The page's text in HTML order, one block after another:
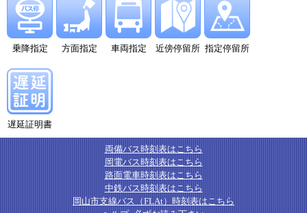
乗降指定 方面指定 車両指定 近傍停留所 指定停留所
遅延証明書
両備バス時刻表はこちら
岡電バス時刻表はこちら
路面電車時刻表はこちら
中鉄バス時刻表はこちら
岡山市支線バス（FLAt）時刻表はこちら